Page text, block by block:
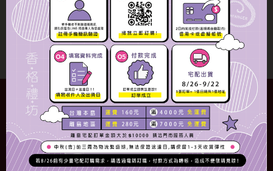
蛋黃酥禮盒
活動訊息
NT$NaN 冷藏 奶蛋素
規格